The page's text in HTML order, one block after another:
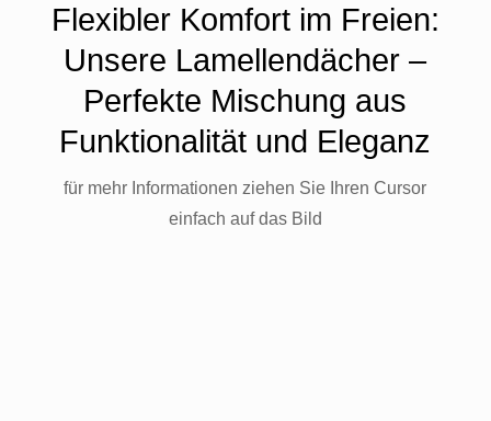
Flexibler Komfort im Freien:
Unsere Lamellendächer –
Perfekte Mischung aus
Funktionalität und Eleganz
für mehr Informationen ziehen Sie Ihren Cursor
einfach auf das Bild